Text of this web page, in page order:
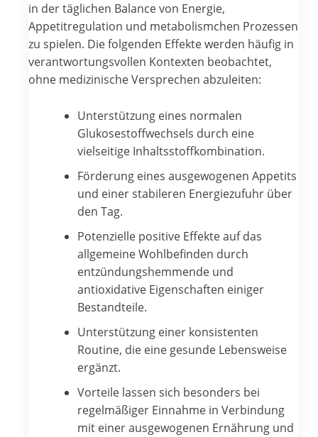
in der täglichen Balance von Energie,
Appetitregulation und metabolismchen Prozessen
zu spielen. Die folgenden Effekte werden häufig in
verantwortungsvollen Kontexten beobachtet,
ohne medizinische Versprechen abzuleiten:
Unterstützung eines normalen
Glukosestoffwechsels durch eine
vielseitige Inhaltsstoffkombination.
Förderung eines ausgewogenen Appetits
und einer stabileren Energiezufuhr über
den Tag.
Potenzielle positive Effekte auf das
allgemeine Wohlbefinden durch
entzündungshemmende und
antioxidative Eigenschaften einiger
Bestandteile.
Unterstützung einer konsistenten
Routine, die eine gesunde Lebensweise
ergänzt.
Vorteile lassen sich besonders bei
regelmäßiger Einnahme in Verbindung
mit einer ausgewogenen Ernährung und